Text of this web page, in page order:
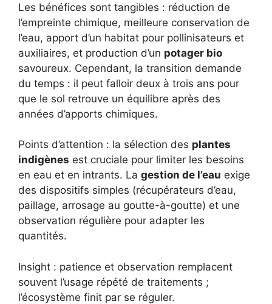
Les bénéfices sont tangibles : réduction de
l’empreinte chimique, meilleure conservation de
l’eau, apport d’un habitat pour pollinisateurs et
auxiliaires, et production d’un potager bio
savoureux. Cependant, la transition demande
du temps : il peut falloir deux à trois ans pour
que le sol retrouve un équilibre après des
années d’apports chimiques.
Points d’attention : la sélection des plantes
indigènes est cruciale pour limiter les besoins
en eau et en intrants. La gestion de l’eau exige
des dispositifs simples (récupérateurs d’eau,
paillage, arrosage au goutte-à-goutte) et une
observation régulière pour adapter les
quantités.
Insight : patience et observation remplacent
souvent l’usage répété de traitements ;
l’écosystème finit par se réguler.